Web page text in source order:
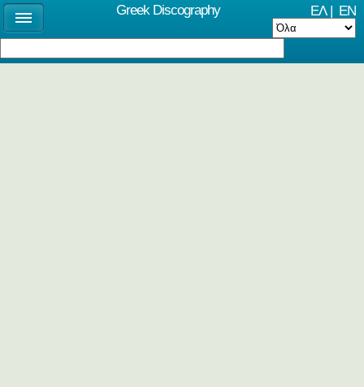
ΕΛ| EN
Greek Discography